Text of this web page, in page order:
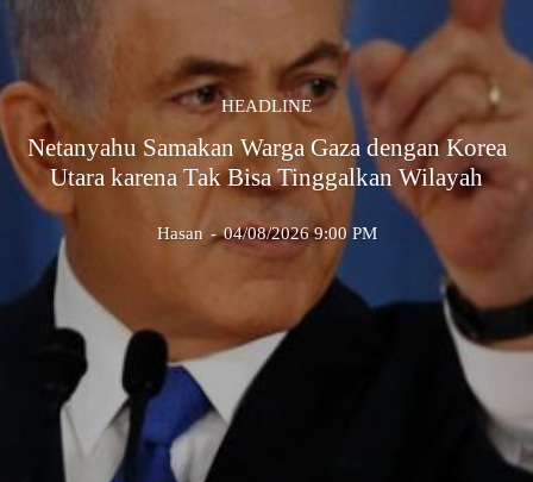
HEADLINE
Netanyahu Samakan Warga Gaza dengan Korea
Utara karena Tak Bisa Tinggalkan Wilayah
Hasan - 04/08/2026 9:00 PM